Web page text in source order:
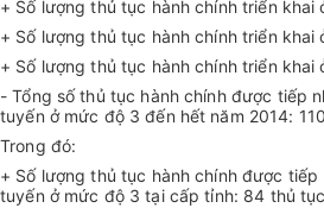
+ Số lượng thủ tục hành chính triển khai
+ Số lượng thủ tục hành chính triển
+ Số lượng thủ tục hành chính triển khai
- Tổng số thủ tục hành chính được tiếp
tuyến ở mức độ 3 đến hết năm 2014:
Trong đó:
+ Số lượng thủ tục hành chính được
tuyến ở mức độ 3 tại cấp tỉnh: 84 thủ